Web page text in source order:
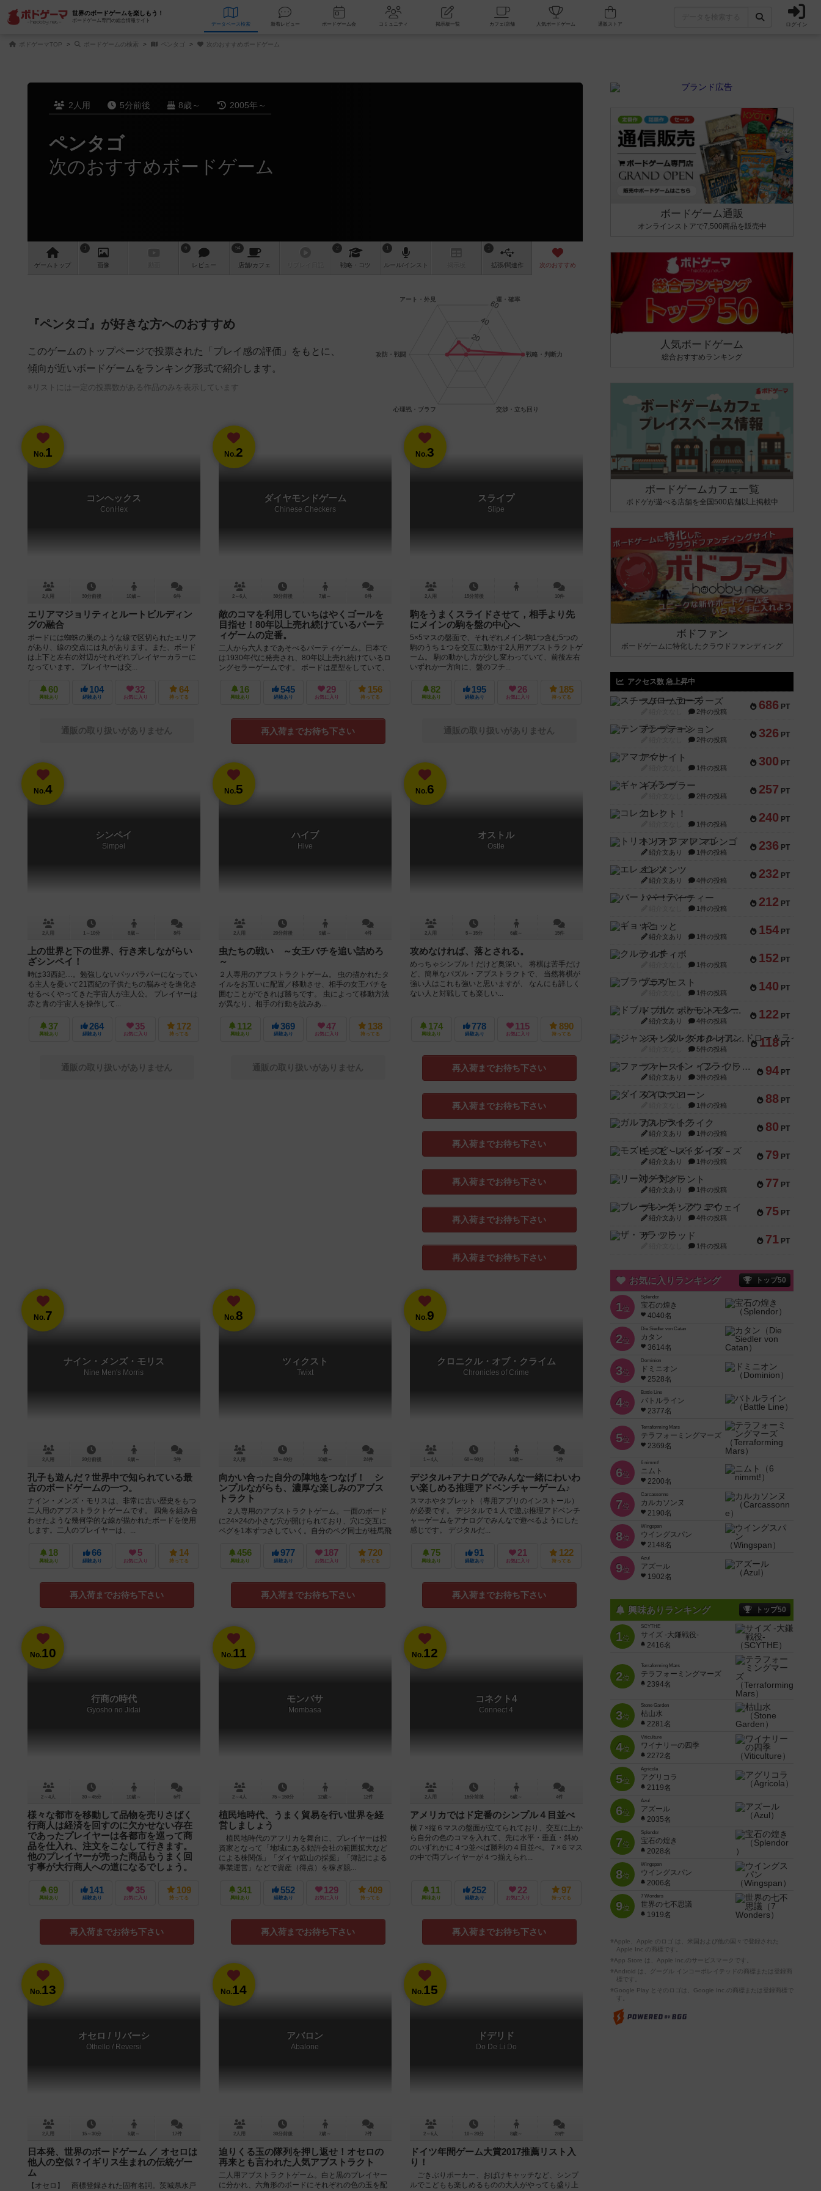
世界のボードゲームを楽しもう！
ボードゲーム専門の総合情報サイト
データベース 検索 新着レビュー ボードゲーム会 コミュニティ 掲示板一覧 カフェ/店舗 人気ボードゲーム ログイン
ボドゲーマTOP ボードゲームの検索 ペンタゴ 次のおすすめボードゲーム
2人用 5分前後 8歳～ 2005年～
ペンタゴ
次のおすすめボードゲーム
ゲーム トップ
1
画像
6
レビュー
54
店舗/カフェ
2
戦略 ・コツ
1
ルール/インスト
1
拡張/関連作 次のおすすめ
『ペンタゴ』が好きな方へのおすすめ
このゲームのトップページで投票された「プレイ感の評価」をもとに、
傾向が近いボードゲームをランキング形式で紹介します。
※リストには一定の投票数がある作品のみを表示しています
No.1
コンヘックス
ConHex
2人用 30分前後 10歳～ 6件
エリアマジョリティとルートビルディン
グの融合
ボードには蜘蛛の巣のような線で区切られたエリア
があり、線の交点には丸があります。また、ボード
は上下と左右の対辺がそれぞれプレイヤーカラーに
なっています。 プレイヤーは交...
60
興味あり
104
経験あり
32
お気に入り
64
持ってる
通販の取り扱いがありません
No.2
ダイヤモンドゲーム
Chinese Checkers
2～6人 30分前後 7歳～ 6件
敵のコマを利用していちはやくゴールを
目指せ！80年以上売れ続けているパーテ
ィゲームの定番。
二人から六人まであそべるパーティゲーム。日本で
は1930年代に発売され、80年以上売れ続けているロ
ングセラーゲームです。 ボードは星型をしていて、
16
興味あり
545
経験あり
29
お気に入り
156
持ってる
再入荷までお待ち下さい
No.3
スライプ
Slipe
2人用 15分前後 10件
駒をうまくスライドさせて，相手より先
にメインの駒を盤の中心へ
5×5マスの盤面で、それぞれメイン駒1つ含む5つの
駒のうち１つを交互に動かす2人用アブストラクトゲ
ーム。 駒の動かし方が少し変わっていて、前後左右
いずれか一方向に、盤のフチ...
82
興味あり
195
経験あり
26
お気に入り
185
持ってる
通販の取り扱いがありません
No.4
シンペイ
Simpei
2人用 1～10分 8歳～ 8件
上の世界と下の世界、行き来しながらい
ざシンペイ！
時は33西紀…。勉強しないパッパラパーになってい
る主人を憂いて21西紀の子供たちの脳みそを進化さ
せるべくやってきた宇宙人が主人公。 プレイヤーは
赤と青の宇宙人を操作して...
37
興味あり
264
経験あり
35
お気に入り
172
持ってる
通販の取り扱いがありません
No.5
ハイブ
Hive
2人用 20分前後 9歳～ 4件
虫たちの戦い ～女王バチを追い詰めろ
～
２人専用のアブストラクトゲーム。 虫の描かれたタ
イルをお互いに配置／移動させ、相手の女王バチを
囲むことができれば勝ちです。 虫によって移動方法
が異なり、相手の行動を読みあ...
112
興味あり
369
経験あり
47
お気に入り
138
持ってる
通販の取り扱いがありません
No.6
オストル
Ostle
2人用 5～15分 6歳～ 15件
攻めなければ、落とされる。
めっちゃシンプル！だけど奥深い。 将棋は苦手だけ
ど、簡単なパズル・アブストラクトで、 当然将棋が
強い人はこれも強いと思いますが、 なんにも詳しく
ない人と対戦しても楽しい...
174
興味あり
778
経験あり
115
お気に入り
890
持ってる
再入荷までお待ち下さい
再入荷までお待ち下さい
再入荷までお待ち下さい
再入荷までお待ち下さい
再入荷までお待ち下さい
再入荷までお待ち下さい
No.7
ナイン・メンズ・モリス
Nine Men's Morris
2人用 20分前後 6歳～ 3件
孔子も遊んだ？世界中で知られている最
古のボードゲームの一つ。
ナイン・メンズ・モリスは、非常に古い歴史をもつ
二人用のアブストラクトゲームです。 四角を組み合
わせたような幾何学的な線が描かれたボードを使用
します。二人のプレイヤーは、...
18
興味あり
66
経験あり
5
お気に入り
14
持ってる
再入荷までお待ち下さい
No.8
ツィクスト
Twixt
2人用 30～40分 10歳～ 24件
向かい合った自分の陣地をつなげ！ シ
ンプルながらも、濃厚な楽しみのアブス
トラクト
２人専用のアブストラクトゲーム。一面のボード
に24×24の小さな穴が開けられており、穴に交互に
ペグを1本ずつさしていく。自分のペグ同士が桂馬飛
456
興味あり
977
経験あり
187
お気に入り
720
持ってる
再入荷までお待ち下さい
No.9
クロニクル・オブ・クライム
Chronicles of Crime
1～4人 60～90分 14歳～ 3件
デジタル+アナログでみんな一緒にわいわ
い楽しめる推理アドベンチャーゲーム♪
スマホやタブレット（専用アプリのインストール）
が必要です。 デジタルで１人で遊ぶ推理アドベンチ
ャーゲームをアナログでみんなで遊べるようにした
感じです。 デジタルだ...
75
興味あり
91
経験あり
21
お気に入り
122
持ってる
再入荷までお待ち下さい
No.10
行商の時代
Gyosho no Jidai
2～4人 30～45分 10歳～ 6件
様々な都市を移動して品物を売りさばく
行商人は経済を回すのに欠かせない存在
であったプレイヤーは各都市を巡って商
品を仕入れ、注文をこなして行きます。
他のプレイヤーが売った商品もうまく回
す事が大行商人への道になるでしょう。
ゲームの概要◆ 世界は商品が陸路で運搬される行商
時代、あなたは都市と都市を商品でつなぐ行商人で
69
興味あり
141
経験あり
35
お気に入り
109
持ってる
再入荷までお待ち下さい
No.11
モンバサ
Mombasa
2～4人 75～150分 12歳～ 12件
植民地時代、うまく貿易を行い世界を経
営しましょう
植民地時代のアフリカを舞台に、プレイヤーは投
資家となって「地域にある勅許会社の範囲拡大など
による株関係」「ダイヤ鉱山の採掘」「簿記による
事業運営」などで資産（得点）を稼ぎ競...
341
興味あり
552
経験あり
129
お気に入り
409
持ってる
再入荷までお待ち下さい
No.12
コネクト4
Connect 4
2人用 15分前後 6歳～ 4件
アメリカではド定番のシンプル４目並べ
横７×縦６マスの盤面が立てられており、交互に上か
ら自分の色のコマを入れて、先に水平・垂直・斜め
のいずれかに４つ並べば勝利の４目並べ。７×６マス
の中で両プレイヤーが４つ揃えられ...
11
興味あり
252
経験あり
22
お気に入り
97
持ってる
再入荷までお待ち下さい
No.13
オセロ / リバーシ
Othello / Reversi
2人用 15～30分 5歳～ 17件
日本発、世界のボードゲーム ／ オセロは
他人の空似？イギリス生まれの伝統ゲー
ム
【オセロ】 商標登録された固有名詞。茨城県水戸
No.14
アバロン
Abalone
2人用 30分前後 7歳～ 7件
迫りくる玉の隊列を押し返せ！オセロの
再来とも言われた人気アブストラクト
二人用アブストラクトゲーム。白と黒のプレイヤー
に分かれ、六角形のボードにそれぞれの色の玉を配
No.15
ドデリド
Do De Li Do
2～6人 10～20分 8歳～ 28件
ドイツ年間ゲーム大賞2017推薦リスト入
り！
ごきぶりポーカー、おばけキャッチなど、シンプ
ルでこどもも楽しめるものの大人がやっても盛り上
ボードゲーム通販
オンラインストアで7,500商品を販売中
人気ボードゲーム
総合おすすめランキング
ボードゲームカフェ一覧
ボドゲが遊べる店舗を全国500店舗以上掲載中
ボドファン
ボードゲームに特化したクラウドファンディング
アクセス数 急上昇中
686 PT
スチームローラーズ
2件の投稿
326 PT
テンプテーション
2件の投稿
300 PT
アマナイト
1件の投稿
257 PT
ギャンブラー
2件の投稿
240 PT
コレクト！
1件の投稿
236 PT
トリオンフ ア マレンゴ
紹介文あり 1件の投稿
232 PT
エレメンツ
紹介文あり 4件の投稿
212 PT
バー！パーティー
1件の投稿
154 PT
ギョッと
紹介文あり 1件の投稿
152 PT
クルティボ
1件の投稿
140 PT
ブラヴェスト
1件の投稿
122 PT
ドブル：ポケットモンスター
紹介文あり 4件の投稿
118 PT
ジャンヌ・ダルク-オルレアン ドロー＆ライト
5件の投稿
94 PT
ファースト・イン・フライト
紹介文あり 3件の投稿
88 PT
ダイススローン
1件の投稿
80 PT
ガルフストライク
紹介文あり 1件の投稿
79 PT
モズビ－ズ・レイダ－ズ
紹介文あり 1件の投稿
77 PT
リー対グラント
紹介文あり 1件の投稿
75 PT
ブレーキング・アウェイ
紹介文あり 4件の投稿
71 PT
ザ・フラッド
1件の投稿
お気に入りランキング トップ50
1位
Splendor
宝石の煌き
4040名
2位
Die Siedler von Catan
カタン
3614名
3位
Dominion
ドミニオン
2528名
4位
Battle Line
バトルライン
2377名
5位
Terraforming Mars
テラフォーミングマーズ
2369名
6位
6 nimmt!
ニムト
2200名
7位
Carcassonne
カルカソンヌ
2190名
8位
Wingspan
ウイングスパン
2148名
9位
Azul
アズール
1902名
興味ありランキング トップ50
1位
SCYTHE
サイズ -大鎌戦役-
2416名
2位
Terraforming Mars
テラフォーミングマーズ
2394名
3位
Stone Garden
枯山水
2281名
4位
Viticulture
ワイナリーの四季
2272名
5位
Agricola
アグリコラ
2119名
6位
Azul
アズール
2035名
7位
Splendor
宝石の煌き
2028名
8位
Wingspan
ウイングスパン
2006名
9位
7 Wonders
世界の七不思議
1919名
※Apple、Apple のロゴ は、米国および他の国々で登録された
Apple Inc.の商標です。
※App Store は、Apple Inc.のサービスマークです。
※Android は、グーグル インコーポレイテッドの商標または登録商
標です。
※Google Play とそのロゴは、Google Inc.の商標または登録商標で
す。